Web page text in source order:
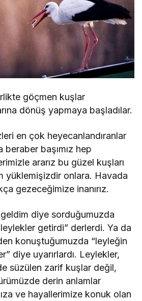
göçmen kuşlar
dönüş yapmaya başladılar.
en çok heyecanlandıranlar
başımız hep
ararız bu güzel kuşları
yüklemişizdir onlara. Havada
gezeceğimize inanırız.
geldim diye sorduğumuzda
getirdi” derlerdi. Ya da
konuştuğumuzda “leyleğin
diye uyarırlardı. Leylekler,
süzülen zarif kuşlar değil,
derin anlamlar
ve hayallerimize konuk olan